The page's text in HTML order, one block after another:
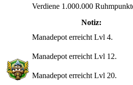
Verdiene 1.000.000
Notiz:
Manadepot erreicht Lvl 4.
Manadepot erreicht Lvl 12.
Manadepot erreicht Lvl 20.